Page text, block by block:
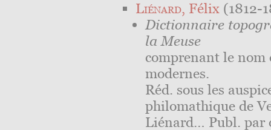
Liénard, Félix (1812-
Dictionnaire
la Meuse
comprenant le nom
modernes.
Réd. sous les
philomathique de
Liénard… Publ. par